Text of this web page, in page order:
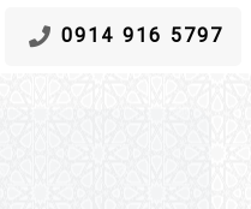
5797 916 0914